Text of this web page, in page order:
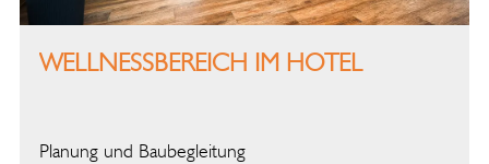
WELLNESSBEREICH IM HOTEL
Planung und Baubegleitung